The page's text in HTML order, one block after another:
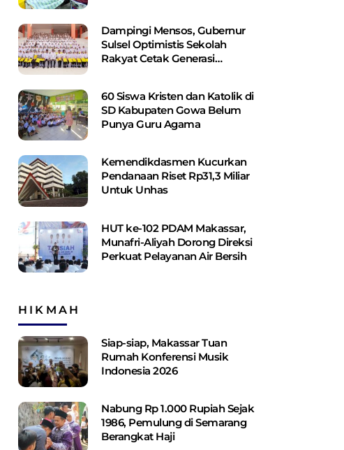
Dampingi Mensos, Gubernur
Sulsel Optimistis Sekolah
Rakyat Cetak Generasi
60 Siswa Kristen dan Katolik di
SD Kabupaten Gowa Belum
Punya Guru Agama
Kemendikdasmen Kucurkan
Pendanaan Riset Rp31,3 Miliar
Untuk Unhas
HUT ke-102 PDAM Makassar,
Munafri-Aliyah Dorong Direksi
Perkuat Pelayanan Air Bersih
HIKMAH
Siap-siap, Makassar Tuan
Rumah Konferensi Musik
Indonesia 2026
Nabung Rp 1.000 Rupiah Sejak
1986, Pemulung di Semarang
Berangkat Haji